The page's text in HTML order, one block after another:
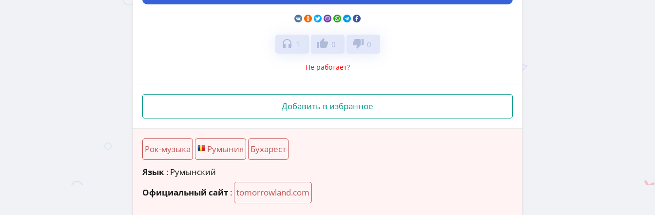
headphones 1 thumb_up 0 thumb_down 0
Не работает?
Добавить в избранное
Рок-музыка Румыния Бухарест
Язык : Румынский
Официальный сайт : tomorrowland.com